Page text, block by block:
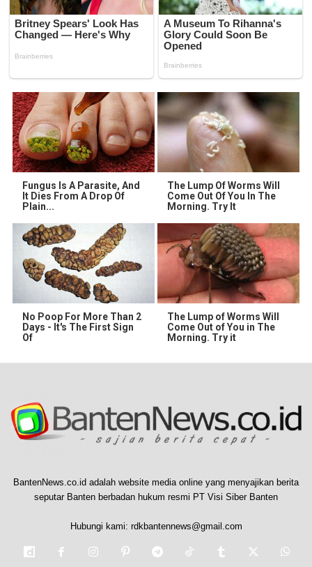
Fungus Is A Parasite, And
It Dies From A Drop Of
Plain...
The Lump Of Worms Will
Come Out Of You In The
Morning. Try It
No Poop For More Than 2
Days - It's The First Sign
Of
The Lump of Worms Will
Come Out of You in The
Morning. Try it
BantenNews.co.id adalah website media online yang menyajikan berita
seputar Banten berbadan hukum resmi PT Visi Siber Banten
Hubungi kami: rdkbantennews@gmail.com